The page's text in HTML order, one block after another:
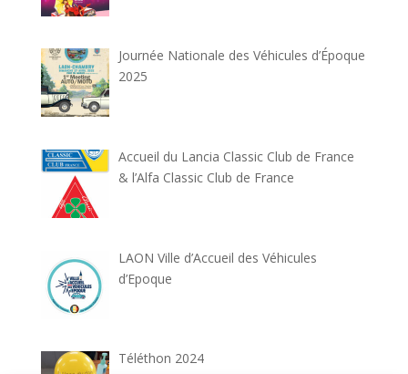
Journée Nationale des Véhicules d’Époque
2025
Accueil du Lancia Classic Club de France
& l’Alfa Classic Club de France
LAON Ville d’Accueil des Véhicules
d’Epoque
Téléthon 2024